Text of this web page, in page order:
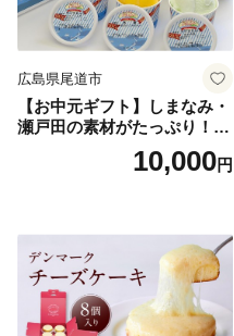
広島県尾道市
【お中元ギフト】しまなみ・
瀬戸田の素材がたっぷり！ジ
10,000円